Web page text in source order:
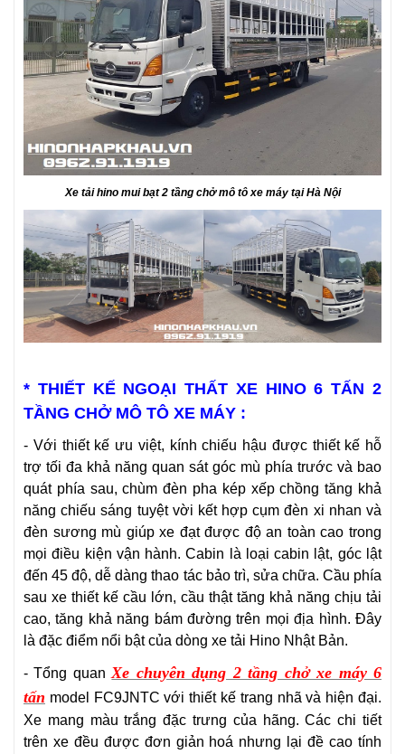
Xe tải hino mui bạt 2 tầng chở mô tô xe máy tại Hà Nội
* THIẾT KẾ NGOẠI THẤT XE HINO 6 TẤN 2
TẦNG CHỞ MÔ TÔ XE MÁY :
- Với thiết kế ưu việt, kính chiếu hậu được thiết kế hỗ
trợ tối đa khả năng quan sát góc mù phía trước và bao
quát phía sau, chùm đèn pha kép xếp chồng tăng khả
năng chiếu sáng tuyệt vời kết hợp cụm đèn xi nhan và
đèn sương mù giúp xe đạt được độ an toàn cao trong
mọi điều kiện vận hành. Cabin là loại cabin lật, góc lật
đến 45 độ, dễ dàng thao tác bảo trì, sửa chữa. Cầu phía
sau xe thiết kế cầu lớn, cầu thật tăng khả năng chịu tải
cao, tăng khả năng bám đường trên mọi địa hình. Đây
là đặc điểm nổi bật của dòng xe tải Hino Nhật Bản.
- Tổng quan Xe chuyên dụng 2 tầng chở xe máy 6
tấn model FC9JNTC với thiết kế trang nhã và hiện đại.
Xe mang màu trắng đặc trưng của hãng. Các chi tiết
trên xe đều được đơn giản hoá nhưng lại đề cao tính